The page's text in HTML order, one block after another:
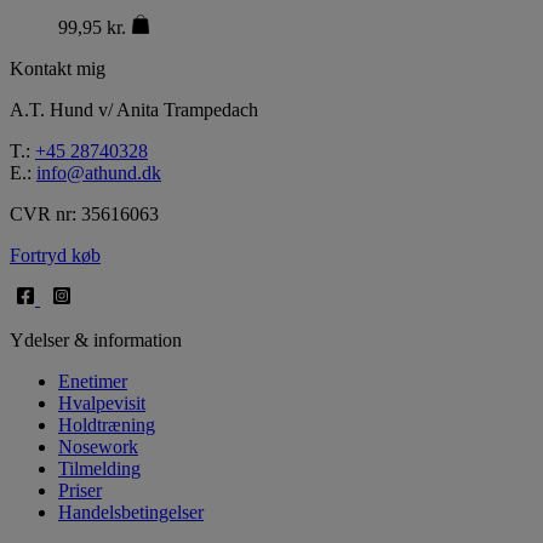
99,95 kr.
Kontakt mig
A.T. Hund v/ Anita Trampedach
T.: +45 28740328
E.: info@athund.dk
CVR nr: 35616063
Fortryd køb
Ydelser & information
Enetimer
Hvalpevisit
Holdtræning
Nosework
Tilmelding
Priser
Handelsbetingelser